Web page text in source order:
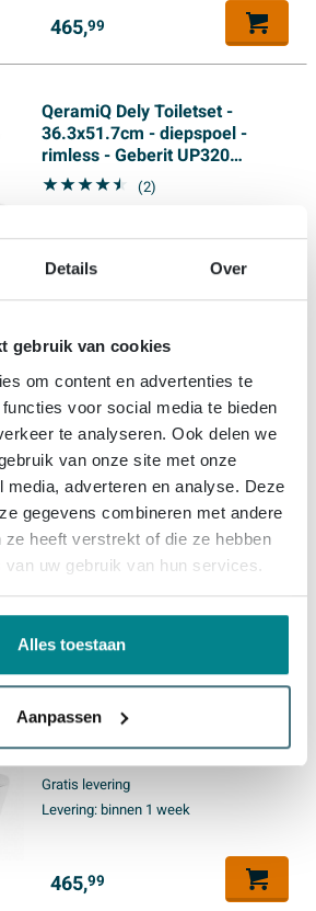
Details Over
gebruik van cookies
om content en advertenties te
voor social media te bieden
te analyseren. Ook delen we
van onze site met onze
media, adverteren en analyse. Deze
gegevens combineren met andere
ze heeft verstrekt of die ze hebben
uw gebruik van hun services.
Alles toestaan
Aanpassen
465,99
QeramiQ Dely Toiletset -
36.3x51.7cm - diepspoel -
rimless - Geberit UP320
inbouwreservoir - met Burda
frame - softclose toiletzitting -
ronde knoppen - wit glans
(2)
Levering:binnen 1 week
QeramiQ Dely Toiletset -
36.3x51.7cm - diepspoel -
rimless - Geberit UP320
inbouwreservoir - met Burda
frame - softclose toiletzitting -
bedieningsplaat taupe - ronde
knoppen - wit glans
(2)
Gratis levering
Levering: binnen 1 week
465,99
QeramiQ Dely Toiletset -
rimless - Geberit UP320
inbouwreservoir - met Burda
frame - softclose toiletzitting -
bedieningsplaat taupe -
rechtehoekige knoppen - wit
Gratis levering
Levering:binnen 1 week
465,99